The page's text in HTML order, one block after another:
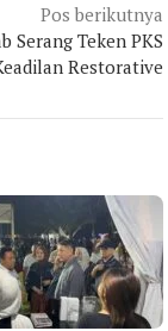
Pos berikutnya
Serang Teken PKS
Restorative